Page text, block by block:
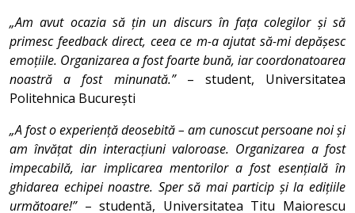
„Am avut ocazia să țin un discurs în fața colegilor și să
primesc feedback direct, ceea ce m-a ajutat să-mi depășesc
emoțiile. Organizarea a fost foarte bună, iar coordonatoarea
noastră a fost minunată.”– student, Universitatea
Politehnica București
„A fost o experiență deosebită – am cunoscut persoane noi și
am învățat din interacțiuni valoroase. Organizarea a fost
impecabilă, iar implicarea mentorilor a fost esențială în
ghidarea echipei noastre. Sper să mai particip și la edițiile
următoare!”– studentă, Universitatea Titu Maiorescu